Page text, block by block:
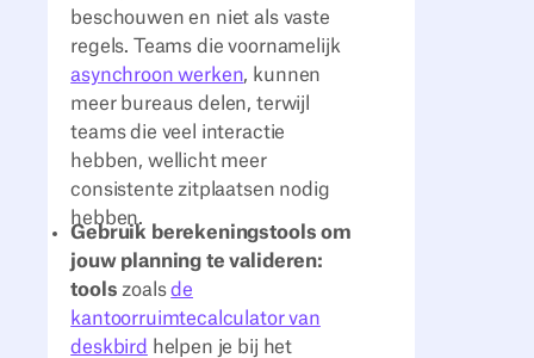
beschouwen en niet als vaste
regels. Teams die voornamelijk
asynchroon werken, kunnen
meer bureaus delen, terwijl
teams die veel interactie
hebben, wellicht meer
consistente zitplaatsen nodig
hebben.
Gebruik berekeningstools om
jouw planning te valideren:
tools zoalsde
kantoorruimtecalculator van
deskbird
helpen je bij het